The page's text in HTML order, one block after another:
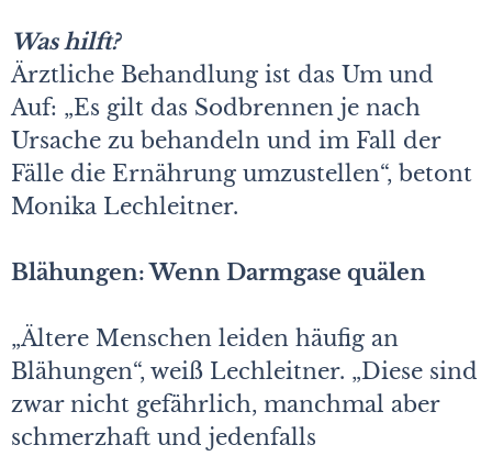
Was hilft?
Ärztliche Behandlung ist das Um und
Auf: „Es gilt das Sodbrennen je nach
Ursache zu behandeln und im Fall der
Fälle die Ernährung umzustellen“, betont
Monika Lechleitner.
Blähungen: Wenn Darmgase quälen
„Ältere Menschen leiden häufig an
Blähungen“, weiß Lechleitner. „Diese sind
zwar nicht gefährlich, manchmal aber
schmerzhaft und jedenfalls